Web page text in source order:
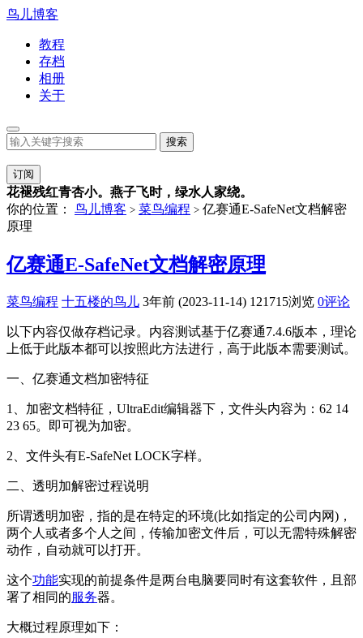
鸟儿博客
教程
存档
相册
关于
订阅
花褪残红青杏小。燕子飞时，绿水人家绕。
你的位置： 鸟儿博客 > 菜鸟编程 > 亿赛通E-SafeNet文档解密
原理
亿赛通E-SafeNet文档解密原理
菜鸟编程 十五楼的鸟儿 3年前 (2023-11-14) 121715浏览 0评论
以下内容仅做存档记录。内容测试基于亿赛通7.4.6版本，理论
上低于此版本都可以按照此方法进行，高于此版本需要测试。
一、亿赛通文档加密特征
1、加密文档特征，UltraEdit编辑器下，文件头内容为：62 14
23 65。即可视为加密。
2、文件头有E-SafeNet LOCK字样。
二、透明加解密过程说明
所谓透明加密，指的是在特定的环境(比如指定的公司内网)，
两个人或者多个人之间，传输加密文件后，可以无需特殊解密
动作，自动就可以打开。
这个功能实现的前提条件是两台电脑要同时有这套软件，且部
署了相同的服务器。
大概过程原理如下：